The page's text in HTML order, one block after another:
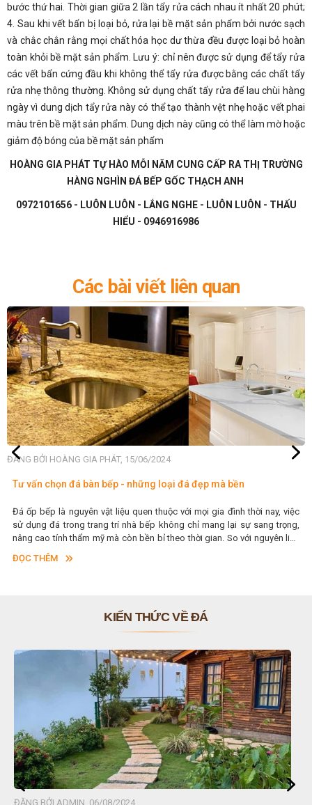
bước thứ hai. Thời gian giữa 2 lần tẩy rửa cách nhau ít nhất 20 phút;
4. Sau khi vết bẩn bị loại bỏ, rửa lại bề mặt sản phẩm bởi nước sạch
và chắc chắn rằng mọi chất hóa học dư thừa đều được loại bỏ hoàn
toàn khỏi bề mặt sản phẩm. Lưu ý: chỉ nên được sử dụng để tẩy rửa
các vết bẩn cứng đầu khi không thể tẩy rửa được bằng các chất tẩy
rửa nhẹ thông thường. Không sử dụng chất tẩy rửa để lau chùi hàng
ngày vì dung dịch tẩy rửa này có thể tạo thành vệt nhẹ hoặc vết phai
màu trên bề mặt sản phẩm. Dung dịch này cũng có thể làm mờ hoặc
giảm độ bóng của bề mặt sản phẩm
HOÀNG GIA PHÁT TỰ HÀO MỖI NĂM CUNG CẤP RA THỊ TRƯỜNG
HÀNG NGHÌN ĐÁ BẾP GỐC THẠCH ANH
0972101656 - LUÔN LUÔN - LẮNG NGHE - LUÔN LUÔN - THẤU
HIỂU - 0946916986
Các bài viết liên quan
ĐĂNG BỞI HOÀNG GIA PHÁT, 15/06/2024
Tư vấn chọn đá bàn bếp - những loại đá đẹp mà bền
Đá ốp bếp là nguyên vật liệu quen thuộc với mọi gia đình thời nay, việc
sử dụng đá trong trang trí nhà bếp không chỉ mang lại sự sang trọng,
nâng cao tính thẩm mỹ mà còn bền bỉ theo thời gian. So với nguyên liệu
đá tự nhiên, đá thạch anh nhân tạo cũng khá phổ biến và khá được ưa
dùng. Vậy nên chọn đá tự nhiên hay nhân tạo để ốp bếp tốt hơn. Hãy tìm
ĐỌC THÊM
KIẾN THỨC VỀ ĐÁ
ĐĂNG BỞI ADMIN, 06/08/2024